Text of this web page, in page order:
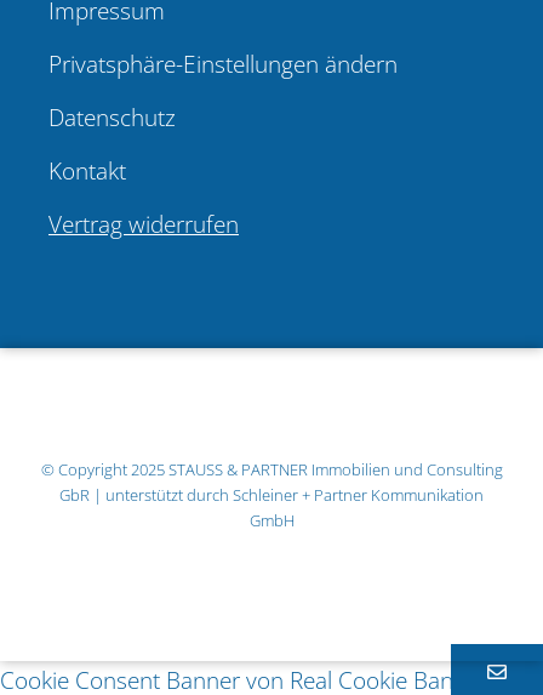
Impressum
Privatsphäre-Einstellungen ändern
Datenschutz
Kontakt
Vertrag widerrufen
© Copyright 2025STAUSS & PARTNER Immobilien und Consulting
GbR | unterstützt durch Schleiner + Partner Kommunikation
GmbH
Cookie Consent Banner von Real Cookie Banner